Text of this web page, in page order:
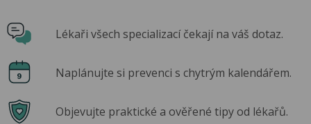
Lékaři všech specializací čekají na váš dotaz.
Naplánujte si prevenci s chytrým kalendářem.
Objevujte praktické a ověřené tipy od lékařů.